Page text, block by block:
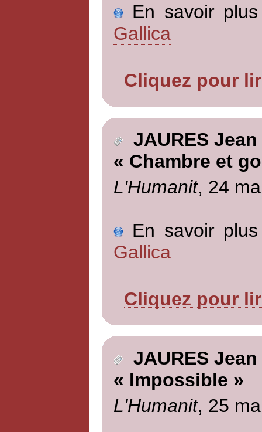
En savoir
Gallica
Cliquez pour
JAURES Jean
« Chambre et
L'Humanit, 24
En savoir
Gallica
Cliquez pour
JAURES Jean
« Impossible »
L'Humanit, 25